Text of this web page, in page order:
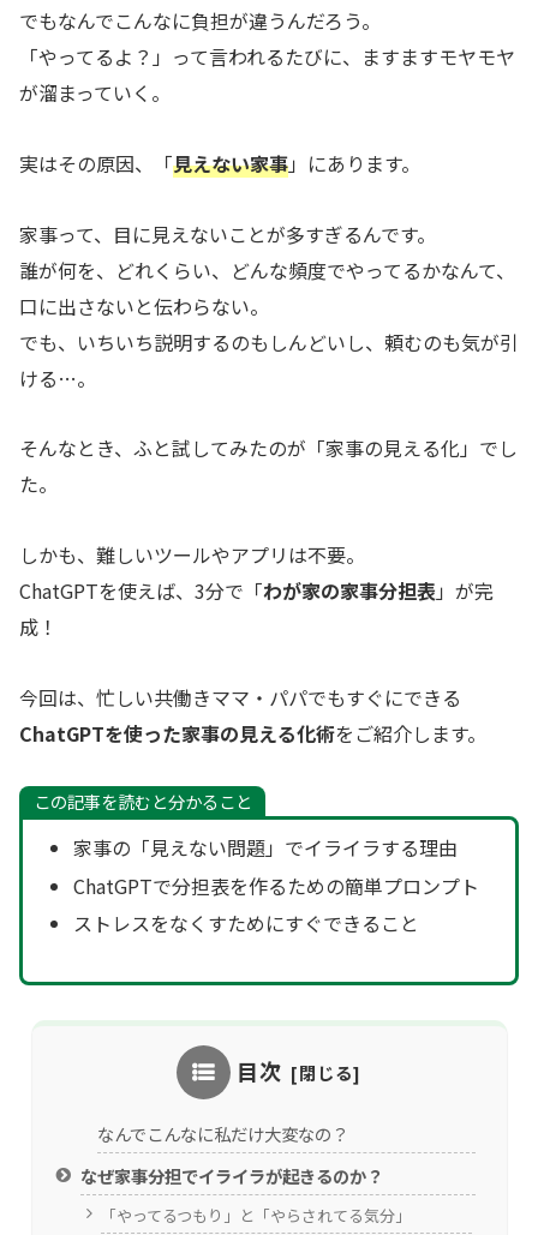
でもなんでこんなに負担が違うんだろう。
「やってるよ？」って言われるたびに、ますますモヤモヤ
が溜まっていく。
実はその原因、「見えない家事」にあります。
家事って、目に見えないことが多すぎるんです。
誰が何を、どれくらい、どんな頻度でやってるかなんて、
口に出さないと伝わらない。
でも、いちいち説明するのもしんどいし、頼むのも気が引
ける…。
そんなとき、ふと試してみたのが「家事の見える化」でし
た。
しかも、難しいツールやアプリは不要。
ChatGPTを使えば、3分で「わが家の家事分担表 」が完
成！
今回は、忙しい共働きママ・パパでもすぐにできる
ChatGPTを使った家事の見える化術をご紹介します。
この記事を読むと分かること
家事の「見えない問題」でイライラする理由
ChatGPTで分担表を作るための簡単プロンプト
ストレスをなくすためにすぐできること
目次
なんでこんなに私だけ大変なの？
なぜ家事分担でイライラが起きるのか？
「やってるつもり」と「やらされてる気分」